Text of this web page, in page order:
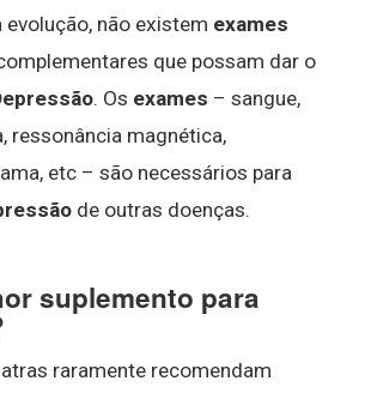
não existem exames
que possam dar o
. Os exames – sangue,
ressonância magnética,
etc – são necessários para
de outras doenças.
suplemento para
raramente recomendam